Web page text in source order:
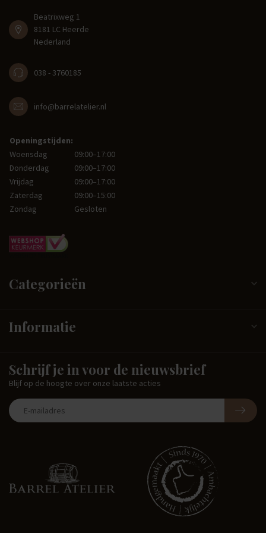
Beatrixweg 1
8181 LC Heerde
Nederland
038 - 3760185
info@barrelatelier.nl
Openingstijden:
Woensdag
09:00–17:00
Donderdag
09:00–17:00
Vrijdag
09:00–17:00
Zaterdag
09:00–15:00
Zondag
Gesloten
Categorieën
Informatie
Schrijf je in voor de nieuwsbrief
Blijf op de hoogte over onze laatste acties